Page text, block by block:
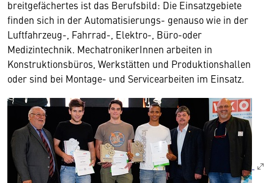
breitgefächertes ist das Berufsbild: Die Einsatzgebiete
finden sich in der Automatisierungs- genauso wie in der
Luftfahrzeug-, Fahrrad-, Elektro-, Büro-oder
Medizintechnik. MechatronikerInnen arbeiten in
Konstruktionsbüros, Werkstätten und Produktionshallen
oder sind bei Montage- und Servicearbeiten im Einsatz.